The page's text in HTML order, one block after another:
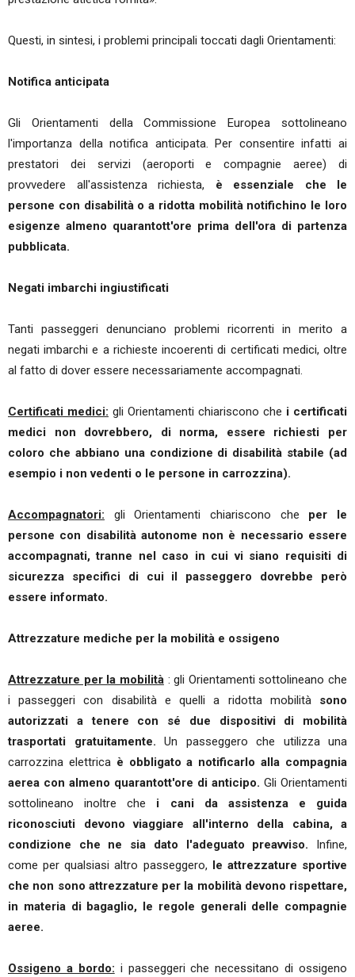
Questi, in sintesi, i problemi principali toccati dagli Orientamenti:
Notifica anticipata
Gli Orientamenti della Commissione Europea sottolineano
l'importanza della notifica anticipata. Per consentire infatti ai
prestatori dei servizi (aeroporti e compagnie aeree) di
provvedere all'assistenza richiesta, è essenziale che le
persone con disabilità o a ridotta mobilità notifichino le loro
esigenze almeno quarantott'ore prima dell'ora di partenza
pubblicata.
Negati imbarchi ingiustificati
Tanti passeggeri denunciano problemi ricorrenti in merito a
negati imbarchi e a richieste incoerenti di certificati medici, oltre
al fatto di dover essere necessariamente accompagnati.
Certificati medici: gli Orientamenti chiariscono che i certificati
medici non dovrebbero, di norma, essere richiesti per
coloro che abbiano una condizione di disabilità stabile (ad
esempio i non vedenti o le persone in carrozzina).
Accompagnatori: gli Orientamenti chiariscono che per le
persone con disabilità autonome non è necessario essere
accompagnati, tranne nel caso in cui vi siano requisiti di
sicurezza specifici di cui il passeggero dovrebbe però
essere informato.
Attrezzature mediche per la mobilità e ossigeno
Attrezzature per la mobilità: gli Orientamenti sottolineano che
i passeggeri con disabilità e quelli a ridotta mobilità sono
autorizzati a tenere con sé due dispositivi di mobilità
trasportati gratuitamente. Un passeggero che utilizza una
carrozzina elettricaè obbligato a notificarlo alla compagnia
aerea con almeno quarantott'ore di anticipo. Gli Orientamenti
sottolineano inoltre che i cani da assistenza e guida
riconosciuti devono viaggiare all'interno della cabina, a
condizione che ne sia dato l'adeguato preavviso. Infine,
come per qualsiasi altro passeggero, le attrezzature sportive
che non sono attrezzature per la mobilità devono rispettare,
in materia di bagaglio, le regole generali delle compagnie
aeree.
Ossigeno a bordo: i passeggeri che necessitano di ossigeno